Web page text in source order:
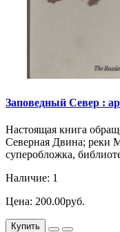
Заповедный Север :
Настоящая книга
Северная Двина; реки
суперобложка,
Наличие: 1
Цена: 200.00руб.
Купить